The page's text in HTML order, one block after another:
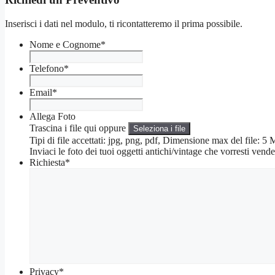
Inserisci i dati nel modulo, ti ricontatteremo il prima possibile.
Nome e Cognome*
Telefono*
Email*
Allega Foto
Trascina i file qui oppure
Seleziona i file
Tipi di file accettati: jpg, png, pdf, Dimensione max del file: 5
Inviaci le foto dei tuoi oggetti antichi/vintage che vorresti
Richiesta*
Privacy*